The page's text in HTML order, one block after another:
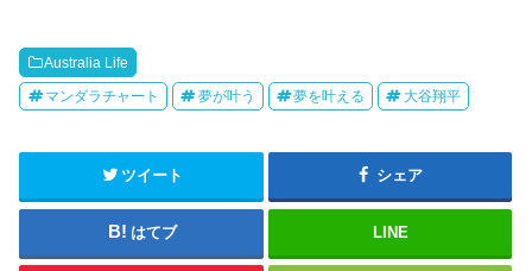
Australia Life
マンダラチャート 夢が叶う 夢を叶える 大谷翔平
ツイート シェア
はてブ LINE